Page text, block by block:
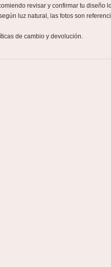
revisar y confirmar tu diseño
luz natural, las fotos son
de cambio y devolución.